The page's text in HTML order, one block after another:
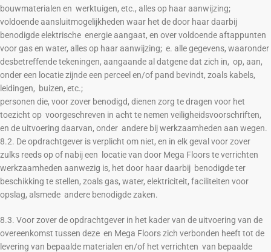
bouwmaterialen en werktuigen, etc., alles op haar aanwijzing;
voldoende aansluitmogelijkheden waar het de door haar daarbij
benodigde elektrische energie aangaat, en over voldoende aftappunten
voor gas en water, alles op haar aanwijzing; e. alle gegevens, waaronder
desbetreffende tekeningen, aangaande al datgene dat zich in, op, aan,
onder een locatie zijnde een perceel en/of pand bevindt, zoals kabels,
leidingen, buizen, etc.;
personen die, voor zover benodigd, dienen zorg te dragen voor het
toezicht op voorgeschreven in acht te nemen veiligheidsvoorschriften,
en de uitvoering daarvan, onder andere bij werkzaamheden aan wegen.
8.2. De opdrachtgever is verplicht om niet, en in elk geval voor zover
zulks reeds op of nabij een locatie van door Mega Floors te verrichten
werkzaamheden aanwezig is, het door haar daarbij benodigde ter
beschikking te stellen, zoals gas, water, elektriciteit, faciliteiten voor
opslag, alsmede andere benodigde zaken.
8.3. Voor zover de opdrachtgever in het kader van de uitvoering van de
overeenkomst tussen deze en Mega Floors zich verbonden heeft tot de
levering van bepaalde materialen en/of het verrichten van bepaalde